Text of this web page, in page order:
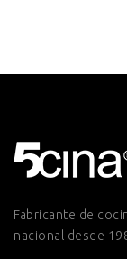
Fabricante de
nacional desde